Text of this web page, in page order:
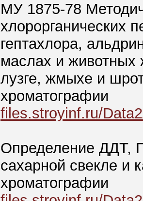
МУ 1875-78
хлорорганических
гептахлора,
маслах и животных
лузге, жмыхе и
хроматографии
files.stroyinf.ru/
Определение ДДТ,
сахарной свекле и
хроматографии